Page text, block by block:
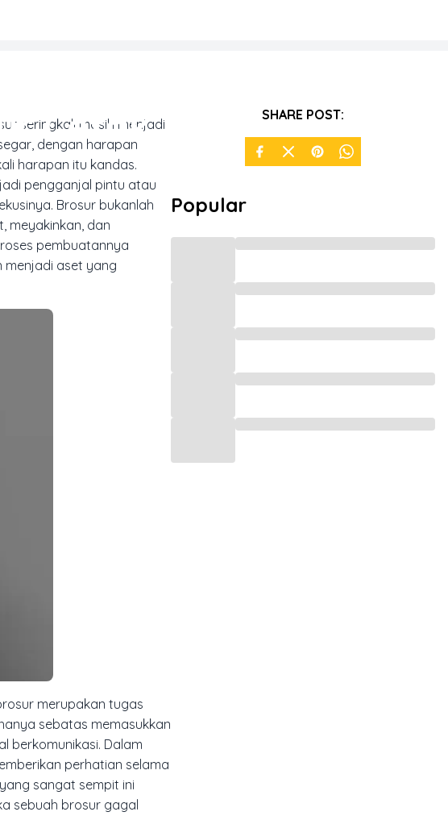
Cetak
seringkali masih menjadi
dengan harapan
harapan itu kandas.
pengganjal pintu atau
Brosur bukanlah
meyakinkan, dan
pembuatannya
menjadi aset yang
merupakan tugas
sebatas memasukkan
berkomunikasi. Dalam
perhatian selama
sangat sempit ini
sebuah brosur gagal
SHARE POST:
Popular